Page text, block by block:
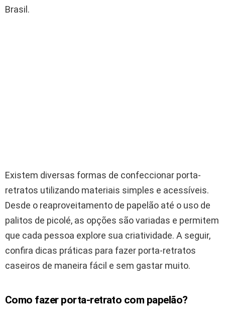
Brasil.
Existem diversas formas de confeccionar porta-
retratos utilizando materiais simples e acessíveis.
Desde o reaproveitamento de papelão até o uso de
palitos de picolé, as opções são variadas e permitem
que cada pessoa explore sua criatividade. A seguir,
confira dicas práticas para fazer porta-retratos
caseiros de maneira fácil e sem gastar muito.
Como fazer porta-retrato com papelão?